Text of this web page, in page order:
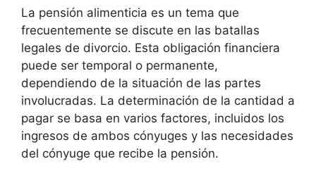
La pensión alimenticia es un tema que
frecuentemente se discute en las batallas
legales de divorcio. Esta obligación financiera
puede ser temporal o permanente,
dependiendo de la situación de las partes
involucradas. La determinación de la cantidad a
pagar se basa en varios factores, incluidos los
ingresos de ambos cónyuges y las necesidades
del cónyuge que recibe la pensión.